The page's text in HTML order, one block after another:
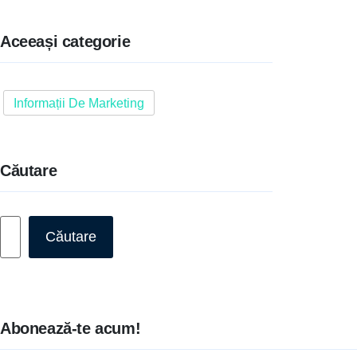
Aceeași categorie
Informații De Marketing
Căutare
Căutare
Abonează-te acum!